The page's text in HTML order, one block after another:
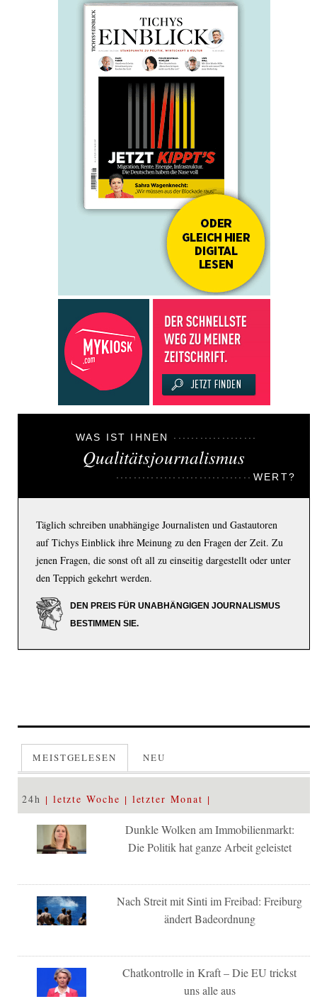
WAS IST IHNEN
Qualitätsjournalismus
WERT?
Täglich schreiben unabhängige Journalisten und Gastautoren
auf Tichys Einblick ihre Meinung zu den Fragen der Zeit. Zu
jenen Fragen, die sonst oft all zu einseitig dargestellt oder unter
den Teppich gekehrt werden.
DEN PREIS FÜR UNABHÄNGIGEN JOURNALISMUS
BESTIMMEN SIE.
MEISTGELESEN NEU
24h letzte Woche letzter Monat
Dunkle Wolken am Immobilienmarkt:
Die Politik hat ganze Arbeit geleistet
Nach Streit mit Sinti im Freibad: Freiburg
ändert Badeordnung
Chatkontrolle in Kraft – Die EU trickst
uns alle aus